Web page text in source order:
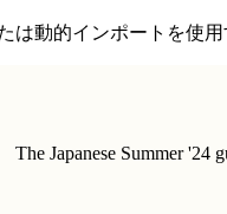
は動的インポートを使
The Japanese Summer '24